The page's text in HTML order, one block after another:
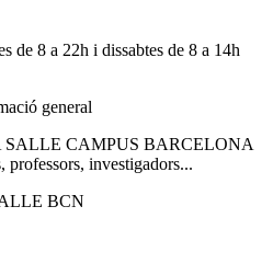
de 8 a 22h i dissabtes de 8 a 14h
general
CAMPUS BARCELONA
professors, investigadors...
BCN